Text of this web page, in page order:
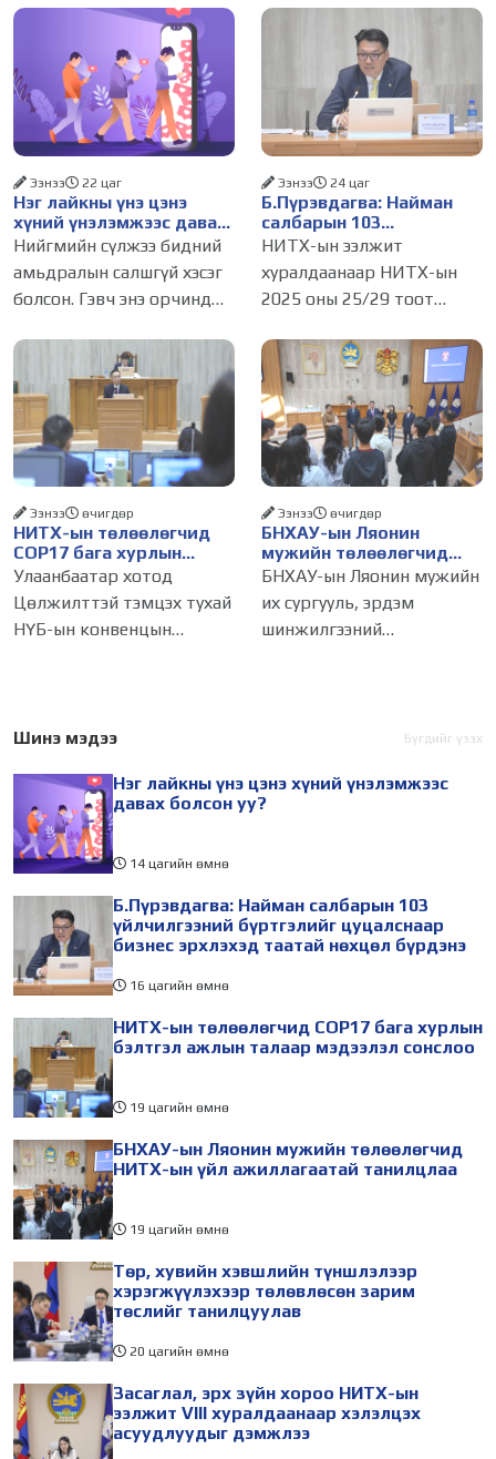
Нэг лайкны үнэ цэнэ
хүний үнэлэмжээс давах
болсон уу?
Ээнээ 22 цаг
Нийгмийн сүлжээ бидний
амьдралын салшгүй хэсэг
болсон. Гэвч энэ орчинд
амжилт, тэр ч байтугай
хүний үнэ цэнийг хүртэл
лайк, шэйр, дагагчийн
тоогоор хэмжих хандлага
газар авч
Б.Пүрэвдагва: Найман
салбарын 103
үйлчилгээний
бүртгэлийг цуцалснаар
бизнес эрхлэхэд таатай
нөхцөл бүрдэнэ
Ээнээ 24 цаг
НИТХ-ын ээлжит
хуралдаанаар НИТХ-ын
2025 оны 25/29 тоот
журмын зарим хэсгийг
хүчингүй болгож,
зөвшөөрлийн шинжтэй
103 бүртгэлээс нийслэлийн
бизнес эрхлэгчдийг
НИТХ-ын төлөөлөгчид
COP17 бага хурлын
бэлтгэл ажлын талаар
мэдээлэл сонслоо
Ээнээ өчигдѳр
Улаанбаатар хотод
Цөлжилттэй тэмцэх тухай
НҮБ-ын конвенцын
өдөр зохион
холбогдуулан Нийслэлийн
БНХАУ-ын Ляонин
мужийн төлөөлөгчид
НИТХ-ын үйл
танилцлаа
Ээнээ өчигдѳр
БНХАУ-ын Ляонин мужийн
их сургууль, эрдэм
шинжилгээний
төлөөлөгчид Монгол
айлчлалынхаа хүрээнд
Шинэ мэдээ Бүгдийг үзэх
Нэг лайкны үнэ цэнэ хүний үнэлэмжээс
давах болсон уу?
14 цагийн өмнө
Б.Пүрэвдагва: Найман салбарын 103
үйлчилгээний бүртгэлийг цуцалснаар
бизнес эрхлэхэд таатай нөхцөл бүрдэнэ
16 цагийн өмнө
НИТХ-ын төлөөлөгчид COP17 бага хурлын
бэлтгэл ажлын талаар мэдээлэл сонслоо
19 цагийн өмнө
БНХАУ-ын Ляонин мужийн төлөөлөгчид
НИТХ-ын үйл ажиллагаатай танилцлаа
19 цагийн өмнө
Төр, хувийн хэвшлийн түншлэлээр
хэрэгжүүлэхээр төлөвлөсөн зарим
төслийг танилцуулав
20 цагийн өмнө
Засаглал, эрх зүйн хороо НИТХ-ын
ээлжит VIII хуралдаанаар хэлэлцэх
асуудлуудыг дэмжлээ